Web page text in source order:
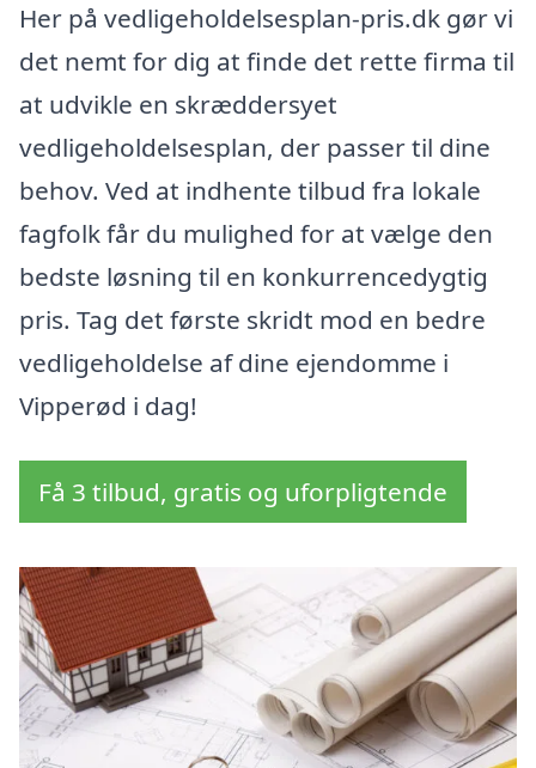
Her på vedligeholdelsesplan-pris.dk gør vi
det nemt for dig at finde det rette firma til
at udvikle en skræddersyet
vedligeholdelsesplan, der passer til dine
behov. Ved at indhente tilbud fra lokale
fagfolk får du mulighed for at vælge den
bedste løsning til en konkurrencedygtig
pris. Tag det første skridt mod en bedre
vedligeholdelse af dine ejendomme i
Vipperød i dag!
Få 3 tilbud, gratis og uforpligtende